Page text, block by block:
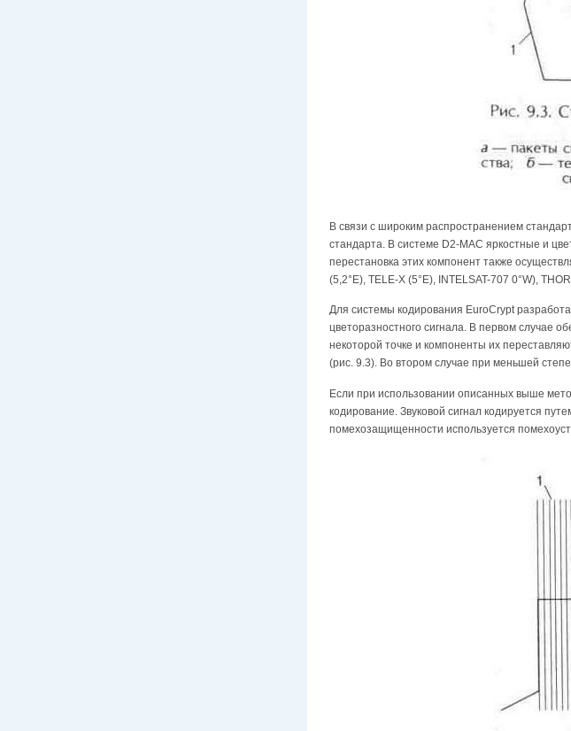
В связи с широким распространением
стандарта. В системе D2-MAC яркостные и
перестановка этих компонент также
(5,2°E), TELE-X (5°Е), INTELSAT-707 0°W),
Для системы кодирования EuroCrypt
цветоразностного сигнала. В первом случае
некоторой точке и компоненты их
(рис. 9.3). Во втором случае при меньшей
Если при использовании описанных выше
кодирование. Звуковой сигнал кодируется
помехозащищенности используется